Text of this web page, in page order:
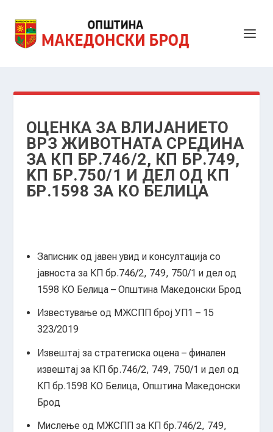
ОЦЕНКА ЗА ВЛИЈАНИЕТО
ВРЗ ЖИВОТНАТА СРЕДИНА
ЗА КП БР.746/2, КП БР.749,
KП БР.750/1 И ДЕЛ ОД КП
БР.1598 ЗА КО БЕЛИЦА
Записник од јавен увид и консултација со
јавноста за КП бр.746/2, 749, 750/1 и дел од
1598 КО Белица – Општина Македонски Брод
Известување од МЖСПП број УП1 – 15
323/2019
Извештај за стратегиска оцена – финален
извештај за КП бр.746/2, 749, 750/1 и дел од
КП бр.1598 КО Белица, Општина Македонски
Брод
Мислење од МЖСПП за КП бр.746/2, 749,